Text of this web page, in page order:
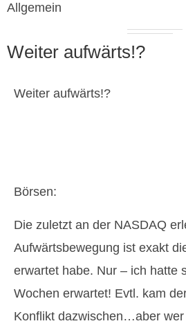
Allgemein
Weiter aufwärts!?
Weiter aufwärts!?
Börsen:
Die zuletzt an der NASDAQ
Aufwärtsbewegung ist exakt
erwartet habe. Nur – ich hatte
Wochen erwartet! Evtl. kam
Konflikt dazwischen…aber